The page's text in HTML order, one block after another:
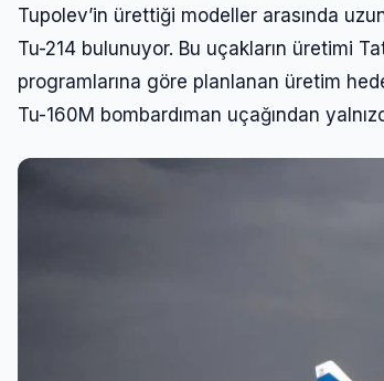
Tupolev’in ürettiği modeller arasında
Tu-214 bulunuyor. Bu uçakların üretimi
programlarına göre planlanan üretim
Tu-160M bombardıman uçağından